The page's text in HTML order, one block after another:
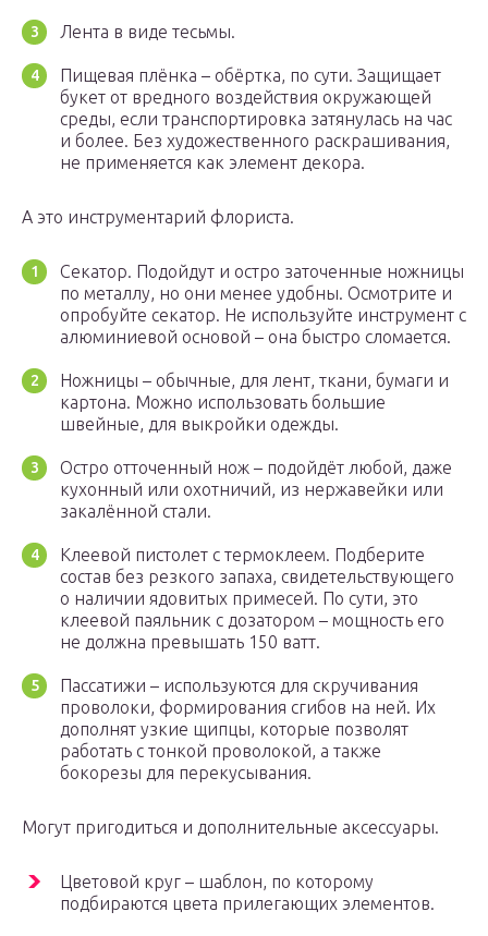
Лента в виде тесьмы.
Пищевая плёнка – обёртка, по сути. Защищает
букет от вредного воздействия окружающей
среды, если транспортировка затянулась на час
и более. Без художественного раскрашивания,
не применяется как элемент декора.
А это инструментарий флориста.
Секатор. Подойдут и остро заточенные ножницы
по металлу, но они менее удобны. Осмотрите и
опробуйте секатор. Не используйте инструмент с
алюминиевой основой – она быстро сломается.
Ножницы – обычные, для лент, ткани, бумаги и
картона. Можно использовать большие
швейные, для выкройки одежды.
Остро отточенный нож – подойдёт любой, даже
кухонный или охотничий, из нержавейки или
закалённой стали.
Клеевой пистолет с термоклеем. Подберите
состав без резкого запаха, свидетельствующего
о наличии ядовитых примесей. По сути, это
клеевой паяльник с дозатором – мощность его
не должна превышать 150 ватт.
Пассатижи – используются для скручивания
проволоки, формирования сгибов на ней. Их
дополнят узкие щипцы, которые позволят
работать с тонкой проволокой, а также
бокорезы для перекусывания.
Могут пригодиться и дополнительные аксессуары.
Цветовой круг – шаблон, по которому
подбираются цвета прилегающих элементов.